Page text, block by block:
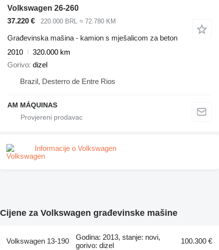
Volkswagen 26-260
37.220 €
220.000 BRL ≈ 72.780 KM
Građevinska mašina - kamion s mješalicom za beton
2010
320.000 km
Gorivo dizel
Brazil, Desterro de Entre Rios
AM MÁQUINAS
Informacije o Volkswagen
Cijene za Volkswagen građevinske mašine
Volkswagen 13-190
Godina: 2013, stanje: novi,
gorivo: dizel
100.300 €